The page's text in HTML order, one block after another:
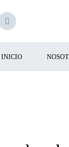
INICIO